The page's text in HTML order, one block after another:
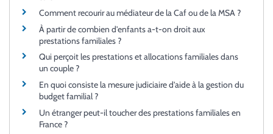
Comment recourir au médiateur de la Caf ou de la MSA ?
À partir de combien d'enfants a-t-on droit aux
prestations familiales ?
Qui perçoit les prestations et allocations familiales dans
un couple ?
En quoi consiste la mesure judiciaire d'aide à la gestion du
budget familial ?
Un étranger peut-il toucher des prestations familiales en
France ?